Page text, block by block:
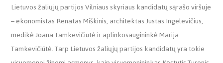
Lietuvos žaliųjų partijos Vilniaus skyriaus kandidatų sąrašo viršuje
– ekonomistas Renatas Miškinis, architektas Justas Ingelevičius,
medikė Joana Tamkevičiūtė ir aplinkosaugininkė Marija
Tamkevičiūtė. Tarp Lietuvos žaliųjų partijos kandidatų yra tokie